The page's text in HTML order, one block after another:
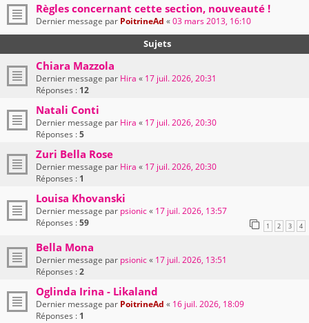
Règles concernant cette section, nouveauté !
Dernier message par PoitrineAd «03 mars 2013, 16:10
Sujets
Chiara Mazzola
Dernier message par Hira « 17 juil. 2026, 20:31
Réponses : 12
Natali Conti
Dernier message par Hira « 17 juil. 2026, 20:30
Réponses :5
Zuri Bella Rose
Dernier message par Hira « 17 juil. 2026, 20:30
Réponses : 1
Louisa Khovanski
Dernier message par psionic« 17 juil. 2026, 13:57
Réponses :59 1 2 3 4
Bella Mona
Dernier message par psionic« 17 juil. 2026, 13:51
Réponses :2
Oglinda Irina - Likaland
Dernier message par PoitrineAd « 16 juil. 2026, 18:09
Réponses : 1